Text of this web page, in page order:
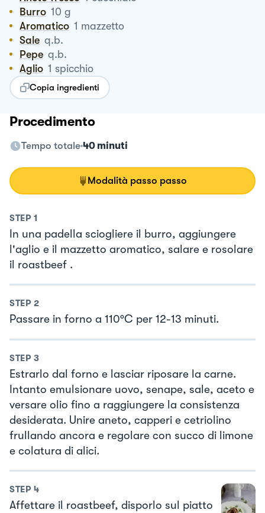
Burro 10 g
Aromatico 1 mazzetto
Sale q.b.
Pepe q.b.
Aglio 1 spicchio
Copia ingredienti
Procedimento
Tempo totale 40 minuti
Modalità passo passo
STEP 1
In una padella sciogliere il burro, aggiungere
l'aglio e il mazzetto aromatico, salare e rosolare
il roastbeef .
STEP 2
Passare in forno a 110°C per 12-13 minuti.
STEP 3
Estrarlo dal forno e lasciar riposare la carne.
Intanto emulsionare uovo, senape, sale, aceto e
versare olio fino a raggiungere la consistenza
desiderata. Unire aneto, capperi e cetriolino
frullando ancora e regolare con succo di limone
e colatura di alici.
STEP 4
Affettare il roastbeef, disporlo sul piatto